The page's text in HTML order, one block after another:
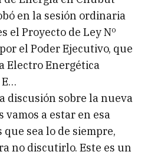
en la sesión ordinaria
el Proyecto de Ley Nº
el Poder Ejecutivo, que
Electro Energética
discusión sobre la nueva
vamos a estar en esa
que sea lo de siempre,
no discutirlo. Este es un